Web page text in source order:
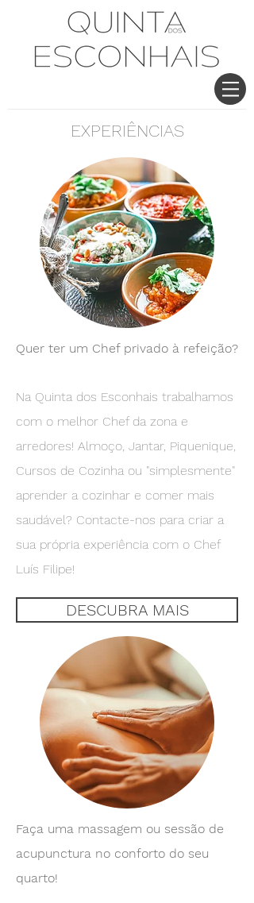
EXPERIÊNCIAS
Quer ter um Chef privado à refeição?
Na Quinta dos Esconhais trabalhamos
com o melhor Chef da zona e
arredores! Almoço, Jantar, Piquenique,
Cursos de Cozinha ou "simplesmente"
aprender a cozinhar e comer mais
saudável? Contacte-nos para criar a
sua própria experiência com o Chef
Luís Filipe!
DESCUBRA MAIS
Faça uma massagem ou sessão de
acupunctura no conforto do seu
quarto!